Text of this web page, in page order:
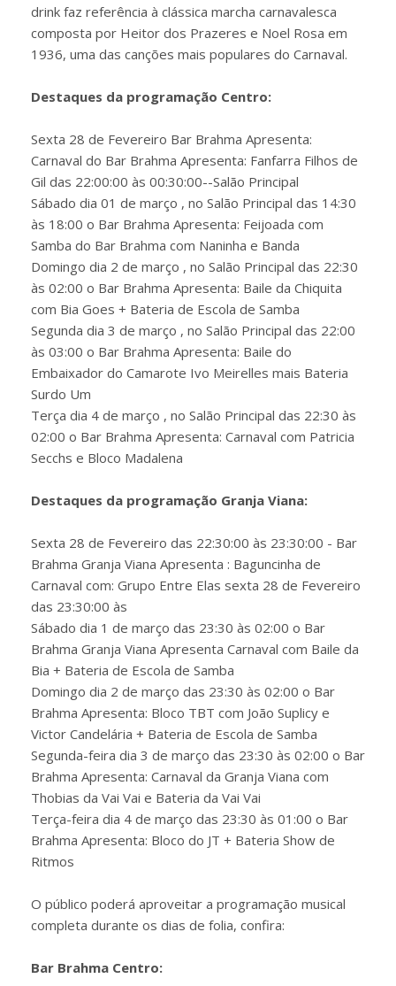
drink faz referência à clássica marcha carnavalesca
composta por Heitor dos Prazeres e Noel Rosa em
1936, uma das canções mais populares do Carnaval.
Destaques da programação Centro:
Sexta 28 de Fevereiro Bar Brahma Apresenta:
Carnaval do Bar Brahma Apresenta: Fanfarra Filhos de
Gil das 22:00:00 às 00:30:00--Salão Principal
Sábado dia 01 de março , no Salão Principal das 14:30
às 18:00 o Bar Brahma Apresenta: Feijoada com
Samba do Bar Brahma com Naninha e Banda
Domingo dia 2 de março , no Salão Principal das 22:30
às 02:00 o Bar Brahma Apresenta: Baile da Chiquita
com Bia Goes + Bateria de Escola de Samba
Segunda dia 3 de março , no Salão Principal das 22:00
às 03:00 o Bar Brahma Apresenta: Baile do
Embaixador do Camarote Ivo Meirelles mais Bateria
Surdo Um
Terça dia 4 de março , no Salão Principal das 22:30 às
02:00 o Bar Brahma Apresenta: Carnaval com Patricia
Secchs e Bloco Madalena
Destaques da programação Granja Viana:
Sexta 28 de Fevereiro das 22:30:00 às 23:30:00 - Bar
Brahma Granja Viana Apresenta : Baguncinha de
Carnaval com: Grupo Entre Elas sexta 28 de Fevereiro
das 23:30:00 às
Sábado dia 1 de março das 23:30 às 02:00 o Bar
Brahma Granja Viana Apresenta Carnaval com Baile da
Bia + Bateria de Escola de Samba
Domingo dia 2 de março das 23:30 às 02:00 o Bar
Brahma Apresenta: Bloco TBT com João Suplicy e
Victor Candelária + Bateria de Escola de Samba
Segunda-feira dia 3 de março das 23:30 às 02:00 o Bar
Brahma Apresenta: Carnaval da Granja Viana com
Thobias da Vai Vai e Bateria da Vai Vai
Terça-feira dia 4 de março das 23:30 às 01:00 o Bar
Brahma Apresenta: Bloco do JT + Bateria Show de
Ritmos
O público poderá aproveitar a programação musical
completa durante os dias de folia, confira:
Bar Brahma Centro: